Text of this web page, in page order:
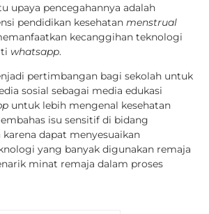
upaya pencegahannya adalah
pendidikan kesehatan menstrual
kecanggihan teknologi
whatsapp.
pertimbangan bagi sekolah untuk
sosial sebagai media edukasi
untuk lebih mengenal kesehatan
isu sensitif di bidang
dapat menyesuaikan
yang banyak digunakan remaja
minat remaja dalam proses